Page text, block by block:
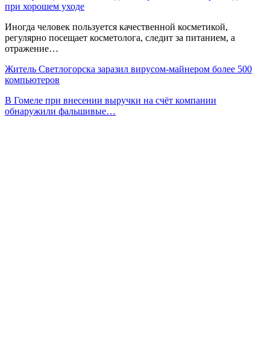
при хорошем уходе
Иногда человек пользуется качественной косметикой,
регулярно посещает косметолога, следит за питанием, а
отражение…
Житель Светлогорска заразил вирусом-майнером более 500
компьютеров
В Гомеле при внесении выручки на счёт компании
обнаружили фальшивые…